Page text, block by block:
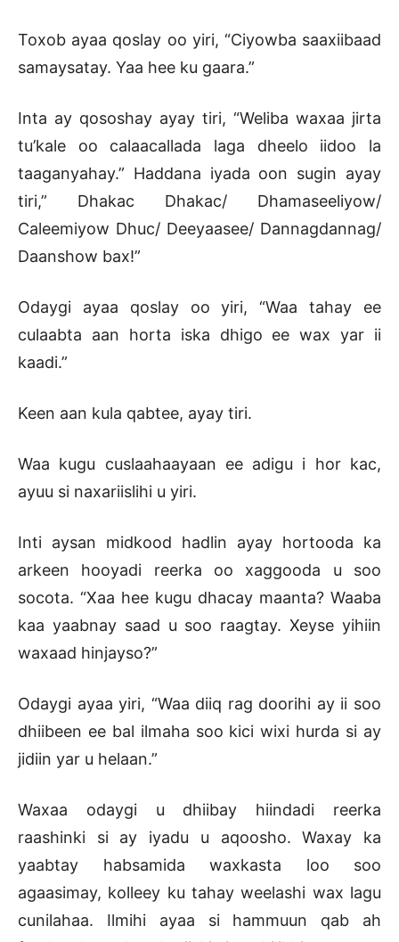
Toxob ayaa qoslay oo yiri, “Ciyowba saaxiibaad
samaysatay. Yaa hee ku gaara.”
Inta ay qososhay ayay tiri, “Weliba waxaa jirta
tu’kale oo calaacallada laga dheelo iidoo la
taaganyahay.” Haddana iyada oon sugin ayay
tiri,” Dhakac Dhakac/ Dhamaseeliyow/
Caleemiyow Dhuc/ Deeyaasee/ Dannagdannag/
Daanshow bax!”
Odaygi ayaa qoslay oo yiri, “Waa tahay ee
culaabta aan horta iska dhigo ee wax yar ii
kaadi.”
Keen aan kula qabtee, ayay tiri.
Waa kugu cuslaahaayaan ee adigu i hor kac,
ayuu si naxariislihi u yiri.
Inti aysan midkood hadlin ayay hortooda ka
arkeen hooyadi reerka oo xaggooda u soo
socota. “Xaa hee kugu dhacay maanta? Waaba
kaa yaabnay saad u soo raagtay. Xeyse yihiin
waxaad hinjayso?”
Odaygi ayaa yiri, “Waa diiq rag doorihi ay ii soo
dhiibeen ee bal ilmaha soo kici wixi hurda si ay
jidiin yar u helaan.”
Waxaa odaygi u dhiibay hiindadi reerka
raashinki si ay iyadu u aqoosho. Waxay ka
yaabtay habsamida waxkasta loo soo
agaasimay, kolleey ku tahay weelashi wax lagu
cunilahaa. Ilmihi ayaa si hammuun qab ah